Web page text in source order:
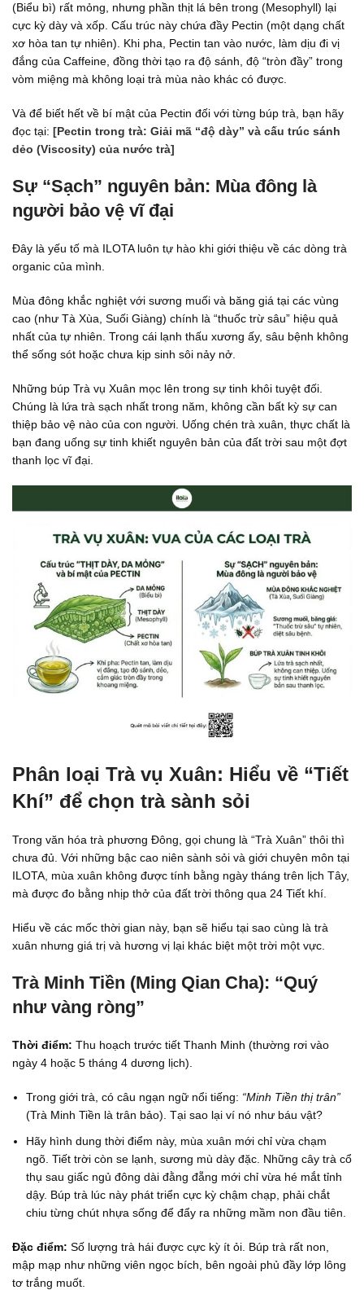
(Biểu bì) rất mỏng, nhưng phần thịt lá bên trong (Mesophyll) lại
cực kỳ dày và xốp. Cấu trúc này chứa đầy Pectin (một dạng chất
xơ hòa tan tự nhiên). Khi pha, Pectin tan vào nước, làm dịu đi vị
đắng của Caffeine, đồng thời tạo ra độ sánh, độ “tròn đầy” trong
vòm miệng mà không loại trà mùa nào khác có được.
Và để biết hết về bí mật của Pectin đối với từng búp trà, bạn hãy
đọc tại: [Pectin trong trà: Giải mã “độ dày” và cấu trúc sánh
dẻo (Viscosity) của nước trà]
Sự “Sạch” nguyên bản: Mùa đông là
người bảo vệ vĩ đại
Đây là yếu tố mà ILOTA luôn tự hào khi giới thiệu về các dòng trà
organic của mình.
Mùa đông khắc nghiệt với sương muối và băng giá tại các vùng
cao (như Tà Xùa, Suối Giàng) chính là “thuốc trừ sâu” hiệu quả
nhất của tự nhiên. Trong cái lạnh thấu xương ấy, sâu bệnh không
thể sống sót hoặc chưa kịp sinh sôi nảy nở.
Những búp Trà vụ Xuân mọc lên trong sự tinh khôi tuyệt đối.
Chúng là lứa trà sạch nhất trong năm, không cần bất kỳ sự can
thiệp bảo vệ nào của con người. Uống chén trà xuân, thực chất là
bạn đang uống sự tinh khiết nguyên bản của đất trời sau một đợt
thanh lọc vĩ đại.
Phân loại Trà vụ Xuân: Hiểu về “Tiết
Khí” để chọn trà sành sỏi
Trong văn hóa trà phương Đông, gọi chung là “Trà Xuân” thôi thì
chưa đủ. Với những bậc cao niên sành sỏi và giới chuyên môn tại
ILOTA, mùa xuân không được tính bằng ngày tháng trên lịch Tây,
mà được đo bằng nhịp thở của đất trời thông qua 24 Tiết khí.
Hiểu về các mốc thời gian này, bạn sẽ hiểu tại sao cùng là trà
xuân nhưng giá trị và hương vị lại khác biệt một trời một vực.
Trà Minh Tiền (Ming Qian Cha): “Quý
như vàng ròng”
Thời điểm: Thu hoạch trước tiết Thanh Minh (thường rơi vào
ngày 4 hoặc 5 tháng 4 dương lịch).
Trong giới trà, có câu ngạn ngữ nổi tiếng: “Minh Tiền thị trân”
(Trà Minh Tiền là trân bảo). Tại sao lại ví nó như báu vật?
Hãy hình dung thời điểm này, mùa xuân mới chỉ vừa chạm
ngõ. Tiết trời còn se lạnh, sương mù dày đặc. Những cây trà cổ
thụ sau giấc ngủ đông dài đằng đẵng mới chỉ vừa hé mắt tỉnh
dậy. Búp trà lúc này phát triển cực kỳ chậm chạp, phải chắt
chiu từng chút nhựa sống để đẩy ra những mầm non đầu tiên.
Đặc điểm: Số lượng trà hái được cực kỳ ít ỏi. Búp trà rất non,
mập mạp như những viên ngọc bích, bên ngoài phủ đầy lớp lông
tơ trắng muốt.